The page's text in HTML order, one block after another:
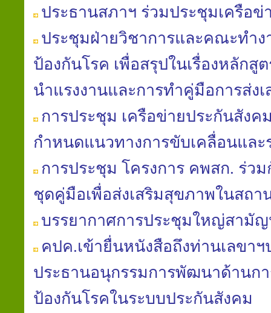
ประธานสภาฯ ร่วมประชุมเครือ
ประชุมฝ่ายวิชาการ​และคณะ​ทำง
ป้องกัน​โรค​ เพื่อสรุปในเรื่องหลัก
นํา​แรงงานและการทำคู่มือ​การส่ง
การประชุม เครือข่ายประกันสัง
กำหนดแนวทางการขับเคลื่อนและ
การประชุม โครงการ คพสก. ร่ว
ชุดคู่มือเพื่อส่งเสริมสุขภาพในสถา
บรรยากาศการประชุมใหญ่สามัญ
คปค.เข้ายื่นหนังสือถึงท่านเลขา
ประธานอนุกรรมการพัฒนาด้านก
ป้องกันโรคในระบบประกันสังคม